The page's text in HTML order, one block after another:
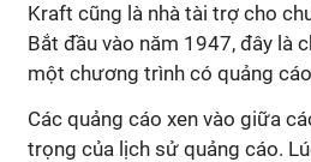
Kraft cũng là nhà tài trợ cho
Bắt đầu vào năm 1947, đây là
một chương trình có quảng
Các quảng cáo xen vào giữa
trọng của lịch sử quảng cáo.